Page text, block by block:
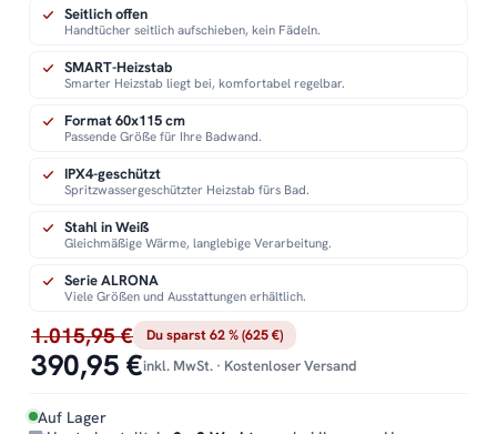
1.015,95 € Du sparst 62 % (625 €)
390,95 €inkl. MwSt. · Kostenloser Versand
Auf Lager
Seitlich offen
Handtücher seitlich aufschieben, kein Fädeln.
SMART-Heizstab
Smarter Heizstab liegt bei, komfortabel regelbar.
Format 60x115 cm
Passende Größe für Ihre Badwand.
IPX4-geschützt
Spritzwassergeschützter Heizstab fürs Bad.
Stahl in Weiß
Gleichmäßige Wärme, langlebige Verarbeitung.
Serie ALRONA
Viele Größen und Ausstattungen erhältlich.